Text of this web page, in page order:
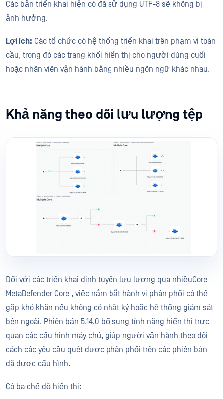
Các bản triển khai hiện có đã sử dụng UTF-8 sẽ không bị
ảnh hưởng.
Lợi ích: Các tổ chức có hệ thống triển khai trên phạm vi toàn
cầu, trong đó các trang khối hiển thị cho người dùng cuối
hoặc nhân viên vận hành bằng nhiều ngôn ngữ khác nhau.
Khả năng theo dõi lưu lượng tệp
Đối với các triển khai định tuyến lưu lượng qua nhiềuCore
MetaDefender Core , việc nắm bắt hành vi phân phối có thể
gặp khó khăn nếu không có nhật ký hoặc hệ thống giám sát
bên ngoài. Phiên bản 5.14.0 bổ sung tính năng hiển thị trực
quan các cấu hình máy chủ, giúp người vận hành theo dõi
cách các yêu cầu quét được phân phối trên các phiên bản
đã được cấu hình.
Có ba chế độ hiển thị: